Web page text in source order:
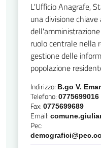
L'Ufficio Anagrafe,
una divisione
ruolo centrale nella
gestione delle
popolazione
Indirizzo: B.go V.
Telefono: 0775699016
Fax: 0775699689
Email:
Pec: